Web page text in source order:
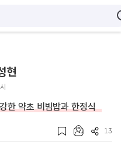
현
한 약초 비빔밥과 한정식
13